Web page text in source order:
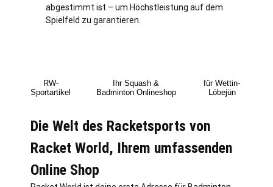
abgestimmt ist – um Höchstleistung auf dem
Spielfeld zu garantieren.
RW-
Sportartikel
Ihr Squash &
Badminton Onlineshop
für Wettin-
Löbejün
Die Welt des Racketsports von
Racket World, Ihrem umfassenden
Online Shop